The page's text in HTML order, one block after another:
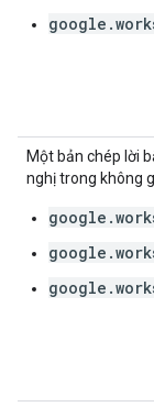
Một bản chép lời
nghị trong không